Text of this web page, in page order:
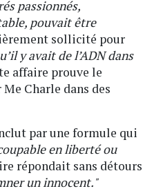
passionnés,
pouvait être
sollicité pour
y avait de l’ADN dans
affaire prouve le
Charle dans des
par une formule qui
en liberté ou
répondait sans détours
un innocent."